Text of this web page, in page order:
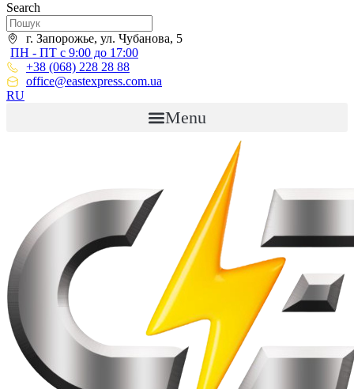
Search
г. Запорожье, ул. Чубанова, 5
ПН - ПТ с 9:00 до 17:00
+38 (068) 228 28 88
office@eastexpress.com.ua
RU
Menu